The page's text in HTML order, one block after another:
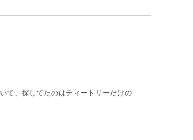
て、探してたのはティートリーだけの